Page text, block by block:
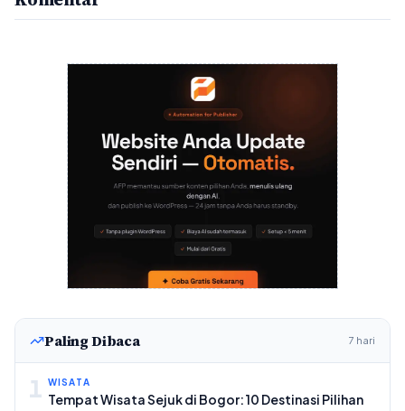
Paling Dibaca 7 hari
1 WISATA
Tempat Wisata Sejuk di Bogor: 10 Destinasi Pilihan